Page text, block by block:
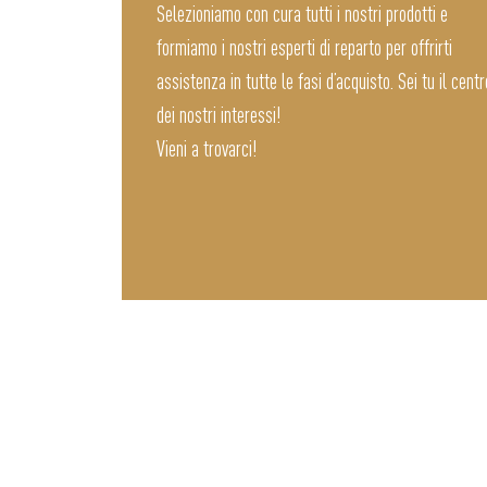
Selezioniamo con cura tutti i nostri prodotti e
formiamo i nostri esperti di reparto per offrirti
assistenza in tutte le fasi d’acquisto. Sei tu il
dei nostri interessi!
Vieni a trovarci!